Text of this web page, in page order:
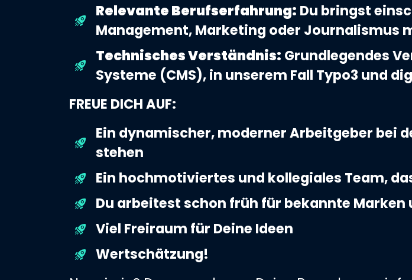
Relevante Berufserfahrung: Du bringst
Management, Marketing oder Journalismus
Technisches Verständnis: Grundlegendes
Systeme (CMS), in unserem Fall Typo3 und
FREUE DICH AUF:
Ein dynamischer, moderner Arbeitgeber bei
stehen
Ein hochmotiviertes und kollegiales Team,
Du arbeitest schon früh für bekannte Marken
Viel Freiraum für Deine Ideen
Wertschätzung!